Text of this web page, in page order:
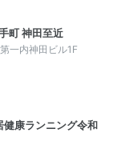
町 神田至近
一内神田ビル1F
健康ランニング令和